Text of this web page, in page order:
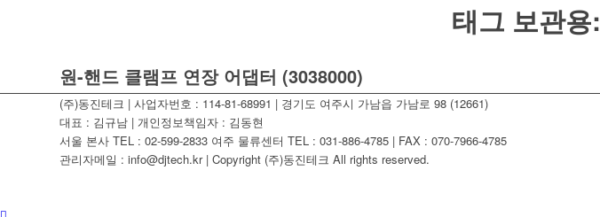
태그 보관용:
원-핸드 클램프 연장 어댑터 (3038000)
(주)동진테크 | 사업자번호 : 114-81-68991 | 경기도 여주시 가남읍 가남로 98 (12661)
대표 : 김규남 | 개인정보책임자 : 김동현
서울 본사 TEL : 02-599-2833 여주 물류센터 TEL : 031-886-4785 | FAX : 070-7966-4785
관리자메일 : info@djtech.kr | Copyright (주)동진테크 All rights reserved.